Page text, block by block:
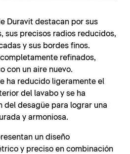
Duravit destacan por sus
sus precisos radios reducidos,
y sus bordes finos.
refinados,
con un aire nuevo.
ha reducido ligeramente el
del lavabo y se ha
del desagüe para lograr una
y armoniosa.
un diseño
y preciso en combinación